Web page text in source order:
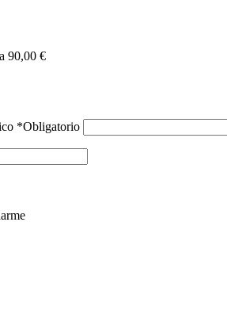
90,00 €
*Obligatorio